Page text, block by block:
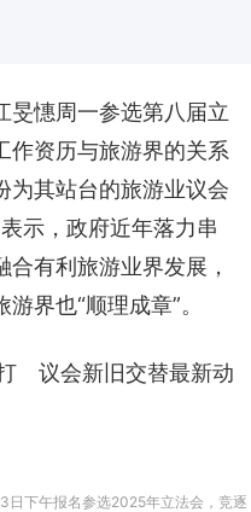
旻憓周一参选第八届立
作资历与旅游界的关系
为其站台的旅游业议会
示，政府近年落力串
有利旅游业界发展，
界也“顺理成章”。
　议会新旧交替最新动
日下午报名参选2025年立法会，竞逐